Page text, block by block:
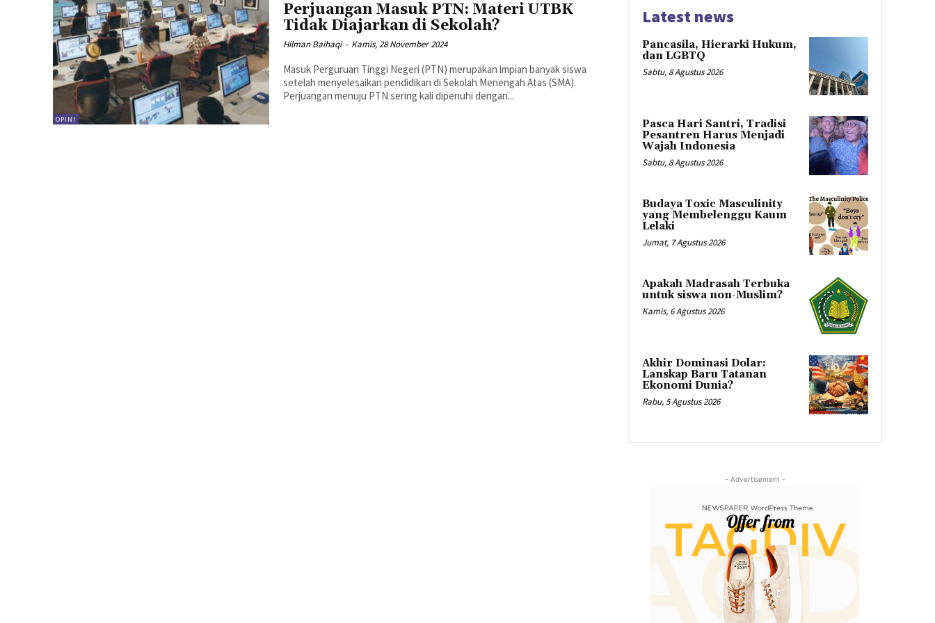
OPINI
Perjuangan Masuk PTN: Materi UTBK
Tidak Diajarkan di Sekolah?
Hilman Baihaqi - Kamis, 28 November 2024
Masuk Perguruan Tinggi Negeri (PTN) merupakan impian banyak siswa
setelah menyelesaikan pendidikan di Sekolah Menengah Atas (SMA).
Perjuangan menuju PTN sering kali dipenuhi dengan...
Latest news
Pancasila, Hierarki Hukum,
dan LGBTQ
Sabtu, 8 Agustus 2026
Pasca Hari Santri, Tradisi
Pesantren Harus Menjadi
Wajah Indonesia
Sabtu, 8 Agustus 2026
Budaya Toxic Masculinity
yang Membelenggu Kaum
Lelaki
Jumat, 7 Agustus 2026
Apakah Madrasah Terbuka
untuk siswa non-Muslim?
Kamis, 6 Agustus 2026
Akhir Dominasi Dolar:
Lanskap Baru Tatanan
Ekonomi Dunia?
Rabu, 5 Agustus 2026
- Advertisement -